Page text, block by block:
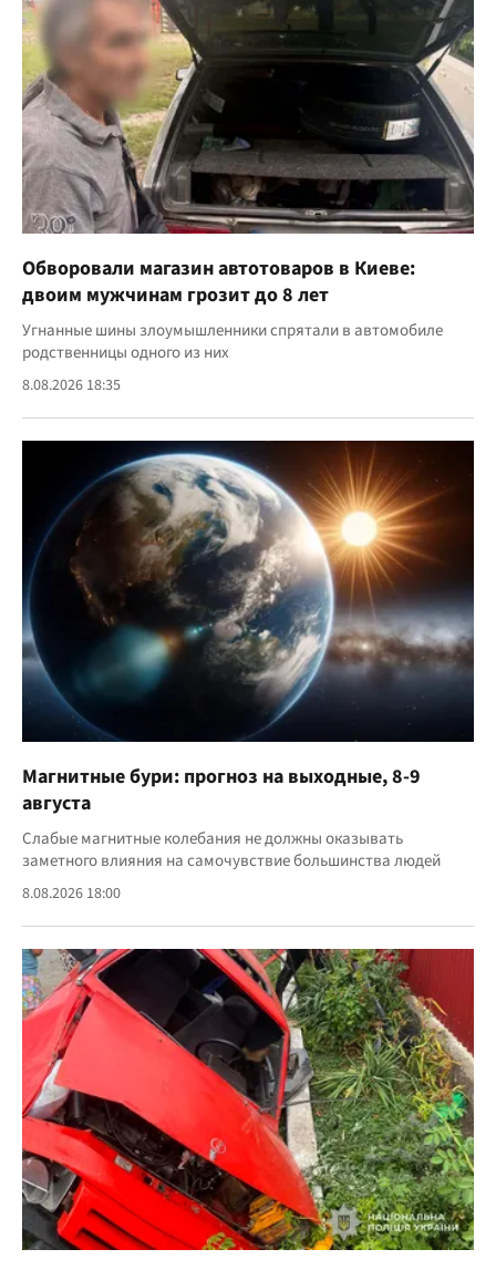
Обворовали магазин автотоваров в Киеве:
двоим мужчинам грозит до 8 лет
Угнанные шины злоумышленники спрятали в автомобиле
родственницы одного из них
8.08.2026 18:35
Магнитные бури: прогноз на выходные, 8-9
августа
Слабые магнитные колебания не должны оказывать
заметного влияния на самочувствие большинства людей
8.08.2026 18:00